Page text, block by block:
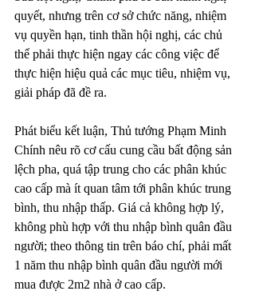
quyết, nhưng trên cơ sở chức năng, nhiệm
vụ quyền hạn, tinh thần hội nghị, các chủ
thể phải thực hiện ngay các công việc để
thực hiện hiệu quả các mục tiêu, nhiệm vụ,
giải pháp đã đề ra.
Phát biểu kết luận, Thủ tướng Phạm Minh
Chính nêu rõ cơ cấu cung cầu bất động sản
lệch pha, quá tập trung cho các phân khúc
cao cấp mà ít quan tâm tới phân khúc trung
bình, thu nhập thấp. Giá cả không hợp lý,
không phù hợp với thu nhập bình quân đầu
người; theo thông tin trên báo chí, phải mất
1 năm thu nhập bình quân đầu người mới
mua được 2m2 nhà ở cao cấp.